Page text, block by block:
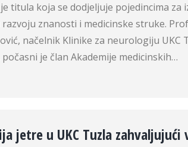
titula koja se dodjeljuje pojedincima za
znanosti i medicinske struke.
načelnik Klinike za neurologiju UKC
počasni je član Akademije medicinskih…
jetre u UKC Tuzla zahvaljujući